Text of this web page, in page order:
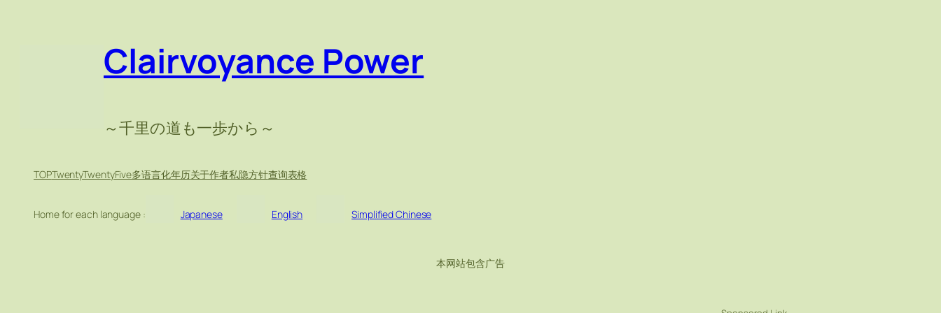
Clairvoyance Power
～千里の道も一歩から～
TOPTwentyTwentyFive多语言化年历关于作者私隐方针查询表格
Home for each language : Japanese English Simplified Chinese
本网站包含广告